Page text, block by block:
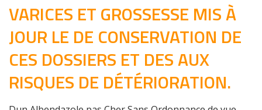
VARICES ET GROSSESSE MIS À
JOUR LE DE CONSERVATION DE
CES DOSSIERS ET DES AUX
RISQUES DE DÉTÉRIORATION.